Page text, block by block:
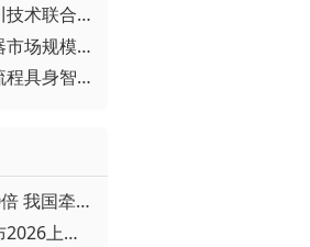
▪ 重磅官宣！汇川技术联合发起 D12 联盟，开创产教融合新范式
▪ 全球低压变频器市场规模2030年将超170亿美元
▪ 华为云发布全流程具身智能开发平台CloudRobo
▪ 性能提升5至10倍 我国牵头制定的WiTSnet工业以太网国际标准正式发布
▪ 施耐德电气发布2026上半年可持续发展成绩单 "Impact 2030"路线图开局稳健